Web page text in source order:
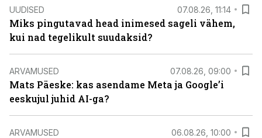
UUDISED 07.08.26, 11:14
Miks pingutavad head inimesed sageli vähem,
kui nad tegelikult suudaksid?
ARVAMUSED 07.08.26, 09:00
Mats Päeske: kas asendame Meta ja Google’i
eeskujul juhid AI-ga?
ARVAMUSED 06.08.26, 10:00